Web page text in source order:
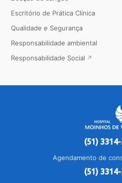
Escritório de Prática Clínica
Qualidade e Segurança
Responsabilidade ambiental
Responsabilidade Social
(51)
Agendamento de
(51)